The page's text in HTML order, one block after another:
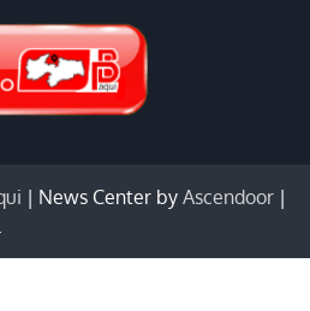
| News Center by Ascendoor |
.